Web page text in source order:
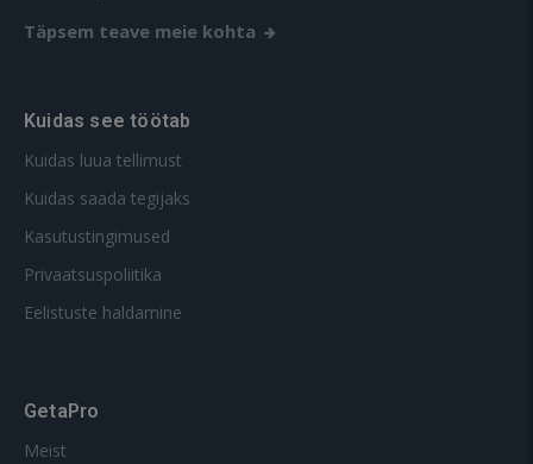
Täpsem teave meie kohta
Kuidas see töötab
Kuidas luua tellimust
Kuidas saada tegijaks
Kasutustingimused
Privaatsuspoliitika
Eelistuste haldamine
GetaPro
Meist